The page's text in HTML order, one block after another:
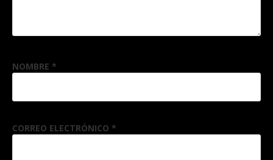
NOMBRE *
CORREO ELECTRÓNICO *